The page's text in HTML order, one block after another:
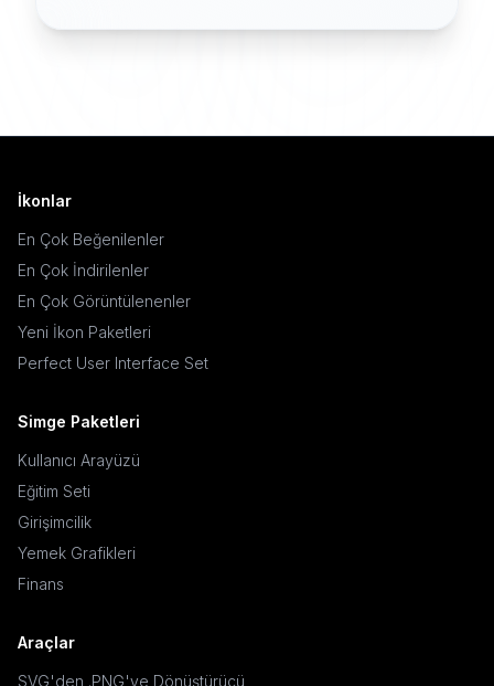
İkonlar
En Çok Beğenilenler
En Çok İndirilenler
En Çok Görüntülenenler
Yeni İkon Paketleri
Perfect User Interface Set
Simge Paketleri
Kullanıcı Arayüzü
Eğitim Seti
Girişimcilik
Yemek Grafikleri
Finans
Araçlar
SVG'den .PNG'ye Dönüştürücü